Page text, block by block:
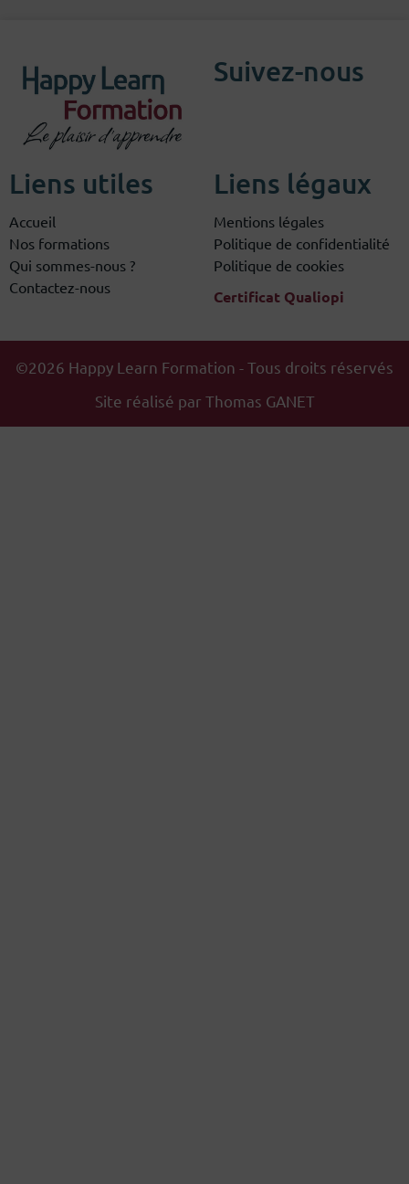
Suivez-nous
Liens utiles
Accueil
Nos formations
Qui sommes-nous ?
Contactez-nous
Liens légaux
Mentions légales
Politique de confidentialité
Politique de cookies
Certificat Qualiopi
©2026 Happy Learn Formation - Tous droits réservés
Site réalisé par Thomas GANET